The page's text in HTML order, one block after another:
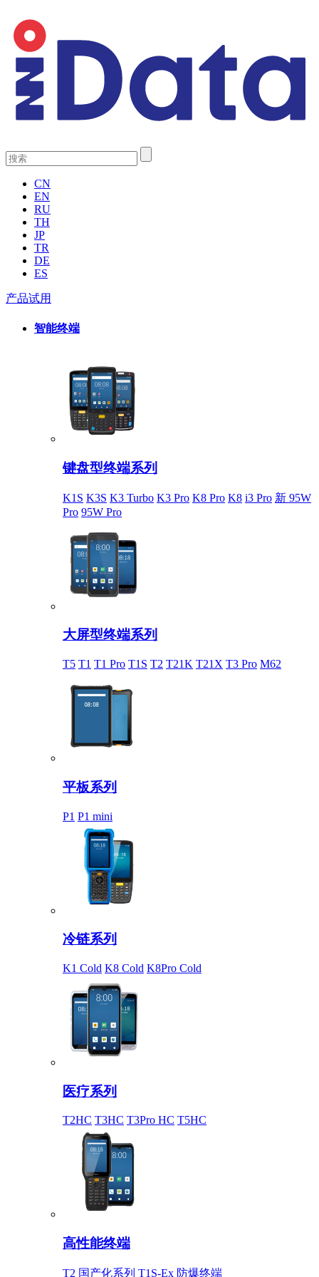
CN
EN
RU
TH
JP
TR
DE
ES
产品试用
智能终端
键盘型终端系列
K1S K3S K3 Turbo K3 Pro K8 Pro K8 i3 Pro 新 95W
Pro 95W Pro
大屏型终端系列
T5 T1 T1 Pro T1S T2 T21K T21X T3 Pro M62
平板系列
P1 P1 mini
冷链系列
K1 Cold K8 Cold K8Pro Cold
医疗系列
T2HC T3HC T3Pro HC T5HC
高性能终端
T2 国产化系列 T1S-Ex 防爆终端